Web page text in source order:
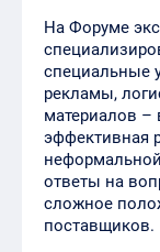
На Форуме
специальные
рекламы,
материалов –
эффективная
ответы на
сложное
поставщиков.